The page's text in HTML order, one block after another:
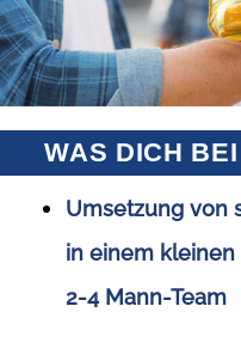
WAS DICH
Umsetzung von
in einem kleinen
2-4 Mann-Team